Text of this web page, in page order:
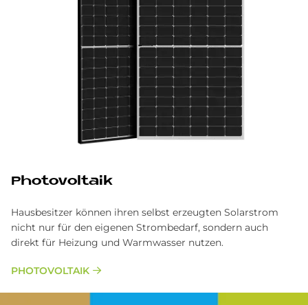
Photovoltaik
Hausbesitzer können ihren selbst erzeugten Solarstrom
nicht nur für den eigenen Strombedarf, sondern auch
direkt für Heizung und Warmwasser nutzen.
PHOTOVOLTAIK